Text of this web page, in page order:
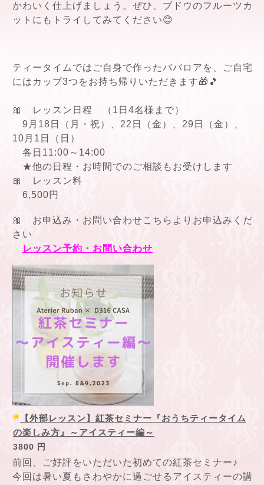
かわいく仕上げましょう。ぜひ、ブドウのフルーツカ
ットにもトライしてみてください😊
ティータイムではご自身で作ったババロアを、ご自宅
にはカップ3つをお持ち帰りいただきます🎁🎵
🎀 レッスン日程 （1日4名様まで）
9月18日（月・祝）、22日（金）、29日（金）、
10月1日（日）
各日11:00～14:00
★他の日程・お時間でのご相談もお受けします
🎀 レッスン料
6,500円
🎀 お申込み・お問い合わせこちらよりお申込みくだ
さい
レッスン予約・お問い合わせ
【外部レッスン】紅茶セミナー『おうちティータイム
の楽しみ方』～アイスティー編～
3800 円
前回、ご好評をいただいた初めての紅茶セミナー♪
今回は暑い夏もさわやかに過ごせるアイスティーの講